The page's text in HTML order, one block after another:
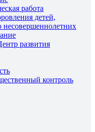
работа
детей,
несовершеннолетних
развития
контроль